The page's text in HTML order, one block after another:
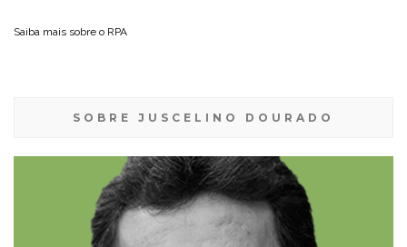
Saiba mais sobre o RPA
SOBRE JUSCELINO DOURADO